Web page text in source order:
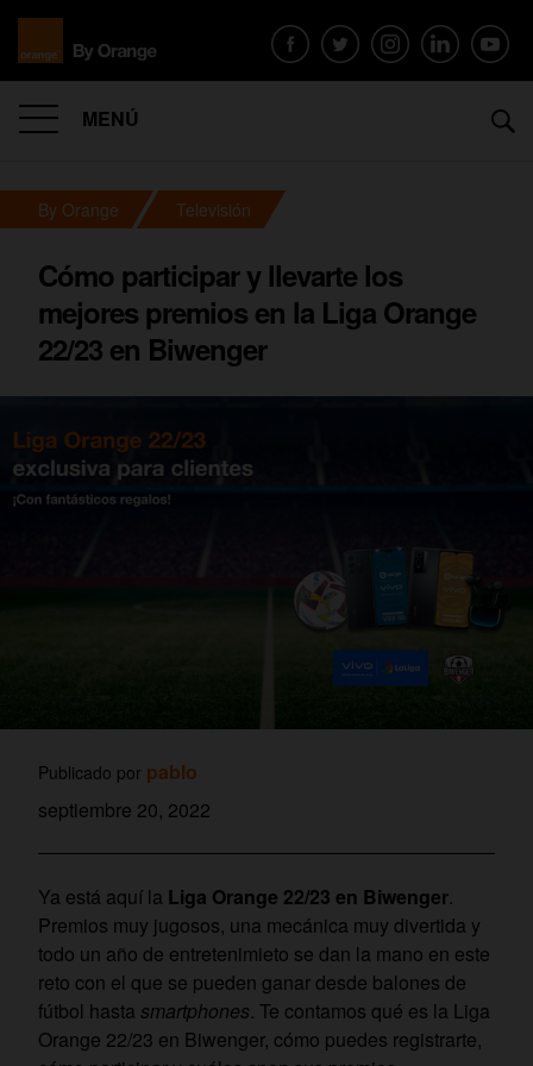
MENÚ
By Orange Televisión
Cómo participar y llevarte los
mejores premios en la Liga Orange
22/23 en Biwenger
Publicado por pablo
septiembre 20, 2022
Ya está aquí la Liga Orange 22/23 en Biwenger.
Premios muy jugosos, una mecánica muy divertida y
todo un año de entretenimieto se dan la mano en este
reto con el que se pueden ganar desde balones de
fútbol hasta smartphones. Te contamos qué es la Liga
Orange 22/23 en Biwenger, cómo puedes registrarte,